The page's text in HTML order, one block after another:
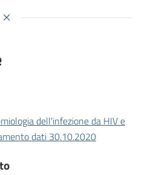
dell'infezione da HIV e
dati 30.10.2020